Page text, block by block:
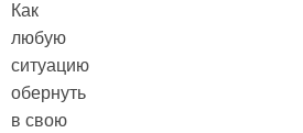
Как
любую
ситуацию
обернуть
в свою